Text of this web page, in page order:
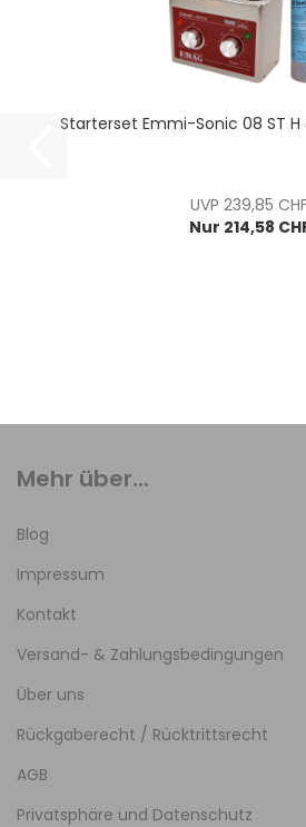
Starterset Emmi-Sonic 08 ST H
UVP 239,85
Nur 214,58
Mehr über...
Blog
Impressum
Kontakt
Versand- & Zahlungsbedingungen
Über uns
Rückgaberecht / Rücktrittsrecht
AGB
Privatsphäre und Datenschutz